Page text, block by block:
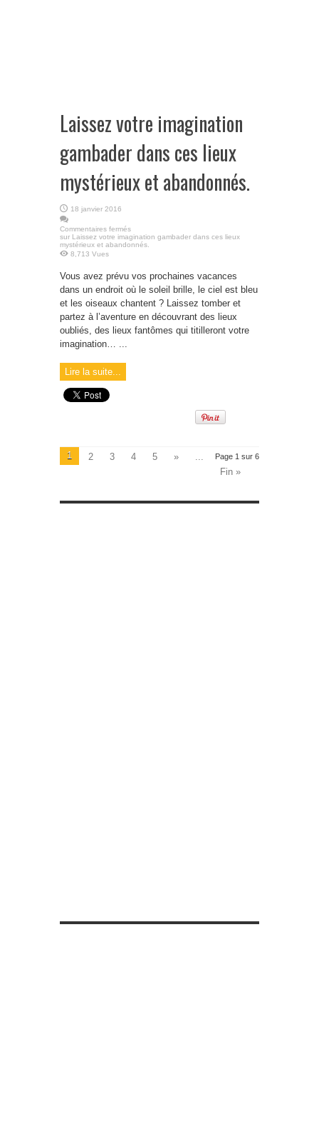
Laissez votre imagination
gambader dans ces lieux
mystérieux et abandonnés.
18 janvier 2016
Commentaires fermés
sur Laissez votre imagination gambader dans ces lieux
mystérieux et abandonnés.
8,713 Vues
Vous avez prévu vos prochaines vacances
dans un endroit où le soleil brille, le ciel est bleu
et les oiseaux chantent ? Laissez tomber et
partez à l’aventure en découvrant des lieux
oubliés, des lieux fantômes qui titilleront votre
imagination… ...
Lire la suite...
Page 1 sur 6
1 2 3 4 5 »
...
Fin »